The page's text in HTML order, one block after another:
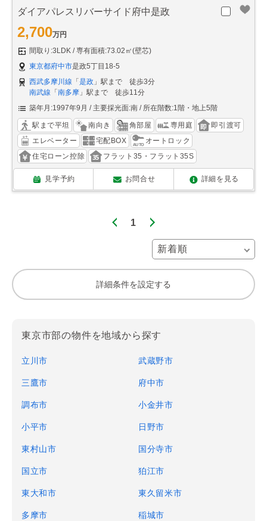
ダイアパレスリバーサイド府中是政
2,700万円
間取り:3LDK
専有面積:73.02㎡(壁芯)
東京都府中市是政5丁目18-5
西武多摩川線 「 是政 」駅まで 徒歩3分
南武線 「 南多摩 」駅まで 徒歩11分
築年月:1997年9月
主要採光面:南 所在階数:1階・地上5階
駅まで平坦 南向き 角部屋 専用庭
即引渡可
エレベーター
宅配BOX
オートロック
住宅ローン控除
フラット35・フラット35S
見学予約 お問合せ 詳細を見る
1
詳細条件を設定する
東京市部の物件を地域から探す
立川市 武蔵野市
三鷹市 府中市
調布市 小金井市
小平市 日野市
東村山市 国分寺市
国立市 狛江市
東大和市 東久留米市
多摩市 稲城市